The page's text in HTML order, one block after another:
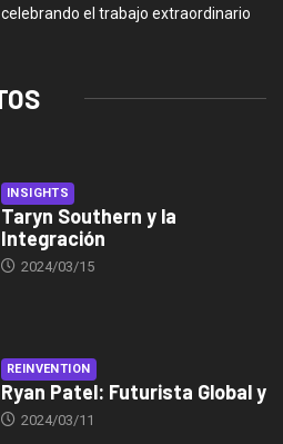
el trabajo extraordinario
INSIGHTS
Taryn Southern y la
Integración
2024/03/15
REINVENTION
Ryan Patel: Futurista Global y
2024/03/11